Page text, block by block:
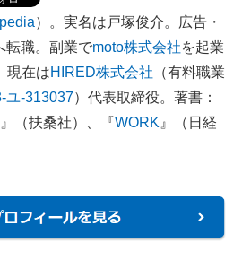
）。実名は戸塚俊介。広告・
転職。副業でmoto株式会社を起業
現在はHIRED株式会社 （有料職業
ユ-313037）代表取締役。著書：
』（扶桑社）、『WORK 』（日経